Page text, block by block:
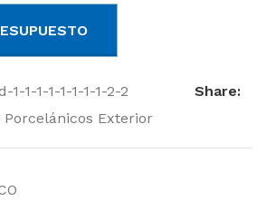
1-1-1-1-1-1-1-2-2
Porcelánicos Exterior
Share: